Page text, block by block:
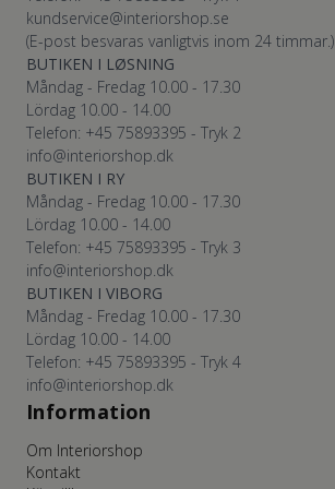
kundservice@interiorshop.se
(E-post besvaras vanligtvis inom 24 timmar.)
BUTIKEN I LØSNING
Måndag - Fredag 10.00 - 17.30
Lördag 10.00 - 14.00
Telefon: +45 75893395 - Tryk 2
info@interiorshop.dk
BUTIKEN I RY
Måndag - Fredag 10.00 - 17.30
Lördag 10.00 - 14.00
Telefon: +45 75893395 - Tryk 3
info@interiorshop.dk
BUTIKEN I VIBORG
Måndag - Fredag 10.00 - 17.30
Lördag 10.00 - 14.00
Telefon: +45 75893395 - Tryk 4
info@interiorshop.dk
Information
Om Interiorshop
Kontakt